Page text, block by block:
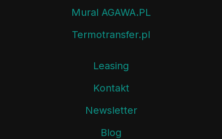
Mural AGAWA.PL
Termotransfer.pl
Leasing
Kontakt
Newsletter
Blog